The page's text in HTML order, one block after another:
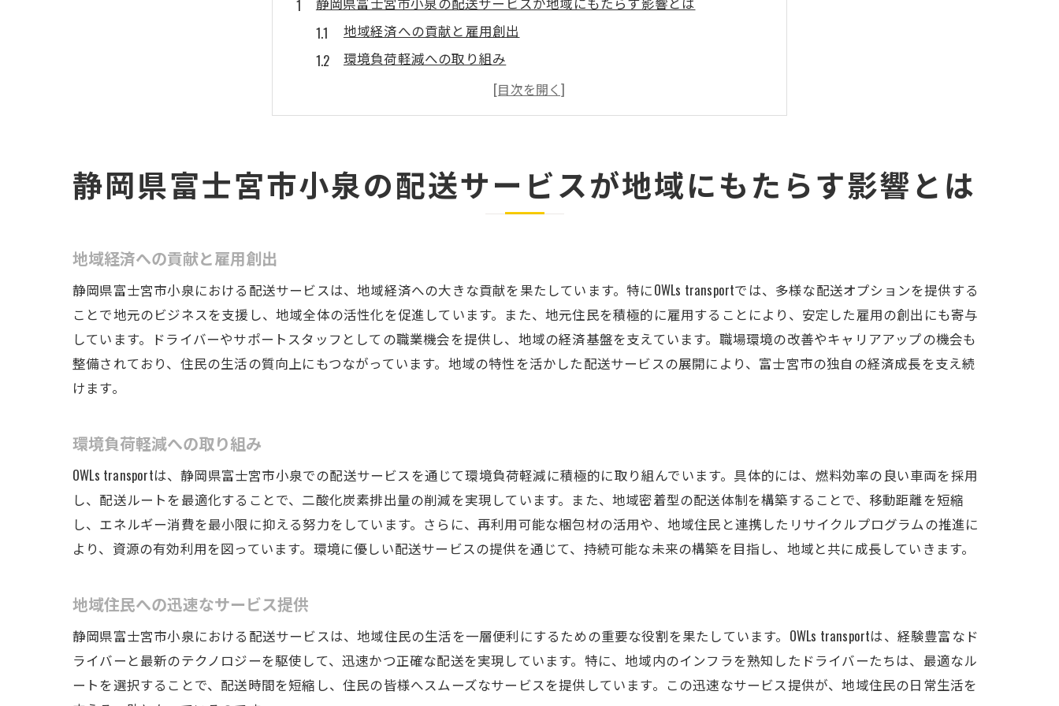
地域経済への貢献と雇用創出
環境負荷軽減への取り組み
地域住民への迅速なサービス提供
地域特有のニーズに応える柔軟性
持続可能な配送サービスの未来
地域密着の配送サービスが静岡県富士宮市小泉で選ばれる理由
地域に根ざしたサービス精神
迅速・正確な配送技術
地元企業との協力体制
地域コミュニティの活性化
家族時間の増加と充実
多様な選択肢による安心感
住民の生活品質向上
地域住民のニーズに応じたサービス
信頼性の高いドライバーチーム
安全性を重視した配送プロセス
静岡県富士宮市小泉の配送サービスが地域にもたらす影響とは
地域経済への貢献と雇用創出
静岡県富士宮市小泉における配送サービスは、地域経済への大きな貢献を果たしています。特にOWLs transportでは、多様な配送オプションを提供する
ことで地元のビジネスを支援し、地域全体の活性化を促進しています。また、地元住民を積極的に雇用することにより、安定した雇用の創出にも寄与
しています。ドライバーやサポートスタッフとしての職業機会を提供し、地域の経済基盤を支えています。職場環境の改善やキャリアアップの機会も
整備されており、住民の生活の質向上にもつながっています。地域の特性を活かした配送サービスの展開により、富士宮市の独自の経済成長を支え続
けます。
環境負荷軽減への取り組み
OWLs transportは、静岡県富士宮市小泉での配送サービスを通じて環境負荷軽減に積極的に取り組んでいます。具体的には、燃料効率の良い車両を採用
し、配送ルートを最適化することで、二酸化炭素排出量の削減を実現しています。また、地域密着型の配送体制を構築することで、移動距離を短縮
し、エネルギー消費を最小限に抑える努力をしています。さらに、再利用可能な梱包材の活用や、地域住民と連携したリサイクルプログラムの推進に
より、資源の有効利用を図っています。環境に優しい配送サービスの提供を通じて、持続可能な未来の構築を目指し、地域と共に成長していきます。
地域住民への迅速なサービス提供
静岡県富士宮市小泉における配送サービスは、地域住民の生活を一層便利にするための重要な役割を果たしています。OWLs transportは、経験豊富なド
ライバーと最新のテクノロジーを駆使して、迅速かつ正確な配送を実現しています。特に、地域内のインフラを熟知したドライバーたちは、最適なル
ートを選択することで、配送時間を短縮し、住民の皆様へスムーズなサービスを提供しています。この迅速なサービス提供が、地域住民の日常生活を